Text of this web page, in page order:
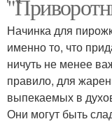
Тест с
Начинка для
именно то, что
ничуть не менее
правило, для
выпекаемых в
Они могут быть